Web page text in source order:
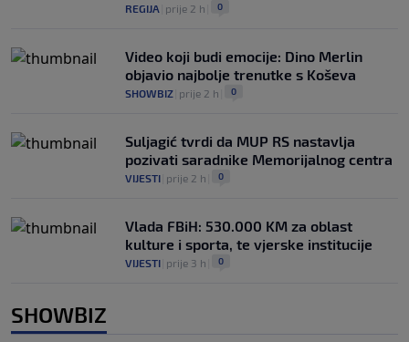
REGIJA prije 2 h 0
Video koji budi emocije: Dino Merlin
objavio najbolje trenutke s Koševa
SHOWBIZ prije 2 h 0
Suljagić tvrdi da MUP RS nastavlja
pozivati saradnike Memorijalnog centra
VIJESTI prije 2 h 0
Vlada FBiH: 530.000 KM za oblast
kulture i sporta, te vjerske institucije
VIJESTI prije 3 h 0
SHOWBIZ